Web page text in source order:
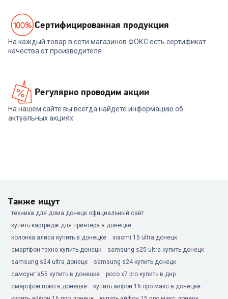
Cертифицированная продукция
На каждый товар в сети магазинов ФОКС есть сертификат
качества от производителя
Регулярно проводим акции
На нашем сайте вы всегда найдете информацию об
актуальных акциях
Также ищут
техника для дома донецк официальный сайт
купить картридж для принтера в донецке
колонка алиса купить в донецке
xiaomi 15 ultra донецк
смартфон техно купить донецк
samsung s25 ultra купить донецк
samsung s24 ultra донецк
samsung s24 купить донецк
самсунг а55 купить в донецке
poco x7 pro купить в днр
смартфон поко в донецке
купить айфон 16 про макс в донецке